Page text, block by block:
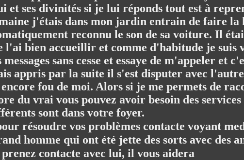
ses divinités si je lui réponds tout est à
j'étais dans mon jardin entrain de faire la
reconnu le son de sa voiture. Il
bien accueillir et comme d'habitude je suis
sans cesse et essaye de m'appeler et
appris par la suite il s'est disputer avec
fou de moi. Alors si je me permets de
du vrai vous pouvez avoir besoin des services
sont dans votre foyer.
résoudre vos problèmes contacte voyant
homme qui ont été jette des sorts avec des
contacte avec lui, il vous aidera